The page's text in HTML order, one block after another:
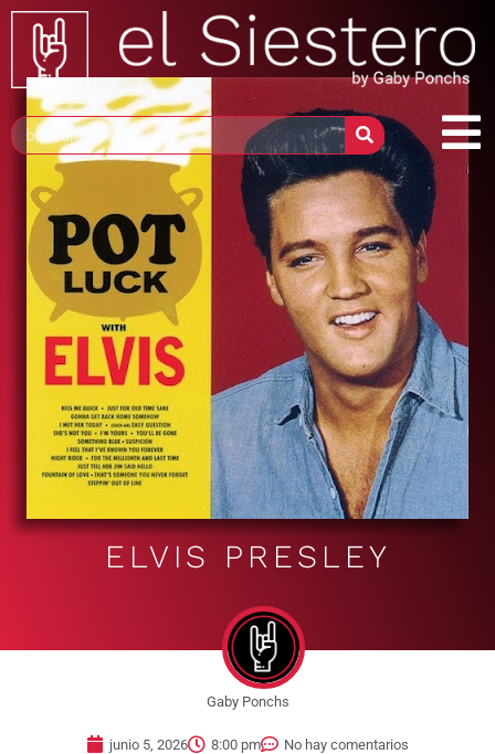
ELVIS PRESLEY
Gaby Ponchs
junio 5, 2026 8:00 pm No hay comentarios